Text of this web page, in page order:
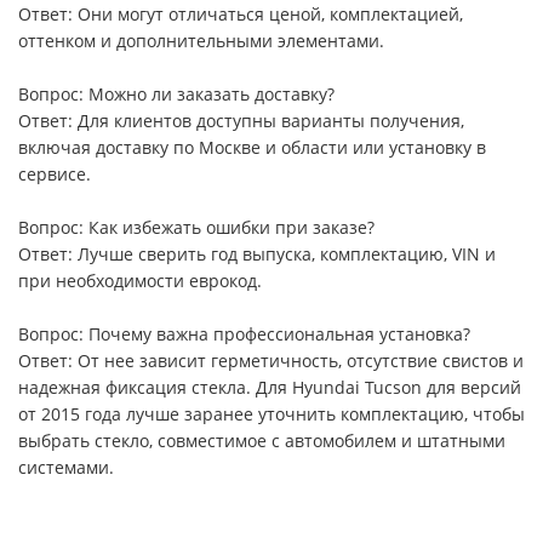
Ответ: Они могут отличаться ценой, комплектацией,
оттенком и дополнительными элементами.
Вопрос: Можно ли заказать доставку?
Ответ: Для клиентов доступны варианты получения,
включая доставку по Москве и области или установку в
сервисе.
Вопрос: Как избежать ошибки при заказе?
Ответ: Лучше сверить год выпуска, комплектацию, VIN и
при необходимости еврокод.
Вопрос: Почему важна профессиональная установка?
Ответ: От нее зависит герметичность, отсутствие свистов и
надежная фиксация стекла. Для Hyundai Tucson для версий
от 2015 года лучше заранее уточнить комплектацию, чтобы
выбрать стекло, совместимое с автомобилем и штатными
системами.